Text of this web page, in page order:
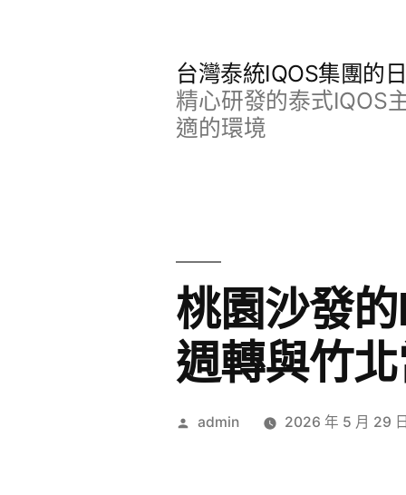
台灣泰統IQOS集團的
精心研發的泰式IQOS
適的環境
桃園沙發
週轉與竹
作
admin 2026 年 5 月 29 日